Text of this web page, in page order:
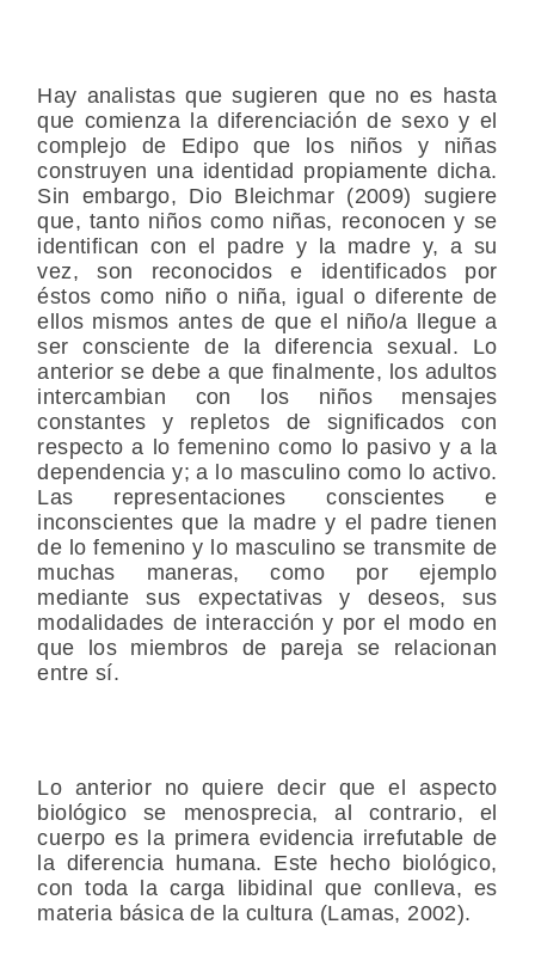
Hay analistas que sugieren que no es hasta
que comienza la diferenciación de sexo y el
complejo de Edipo que los niños y niñas
construyen una identidad propiamente dicha.
Sin embargo, Dio Bleichmar (2009) sugiere
que, tanto niños como niñas, reconocen y se
identifican con el padre y la madre y, a su
vez, son reconocidos e identificados por
éstos como niño o niña, igual o diferente de
ellos mismos antes de que el niño/a llegue a
ser consciente de la diferencia sexual. Lo
anterior se debe a que finalmente, los adultos
intercambian con los niños mensajes
constantes y repletos de significados con
respecto a lo femenino como lo pasivo y a la
dependencia y; a lo masculino como lo activo.
Las representaciones conscientes e
inconscientes que la madre y el padre tienen
de lo femenino y lo masculino se transmite de
muchas maneras, como por ejemplo
mediante sus expectativas y deseos, sus
modalidades de interacción y por el modo en
que los miembros de pareja se relacionan
entre sí.
Lo anterior no quiere decir que el aspecto
biológico se menosprecia, al contrario, el
cuerpo es la primera evidencia irrefutable de
la diferencia humana. Este hecho biológico,
con toda la carga libidinal que conlleva, es
materia básica de la cultura (Lamas, 2002).